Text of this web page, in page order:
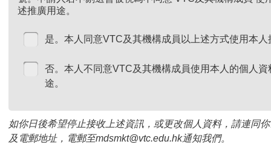
述推廣用途。
是。本人同意VTC及其機構成員以上述方式使用本
否。本人不同意VTC及其機構成員使用本人的個人
途。
如你日後希望停止接收上述資訊，或更改個人資料，請連同
及電郵地址，電郵至mdsmkt@vtc.edu.hk通知我們。